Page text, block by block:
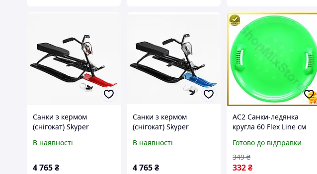
Санки з кермом
(снігокат) Skyper
В наявності
4 765₴
Санки з кермом
(снігокат) Skyper
В наявності
4 765₴
AC2 Санки-ледянка
кругла 60 Flex Line см
ручки для катання на
снігу MOD58L DE
Готово до відправки
332₴
349 ₴